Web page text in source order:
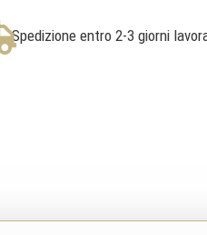
quantità
Spedizione entro 2-3 giorni